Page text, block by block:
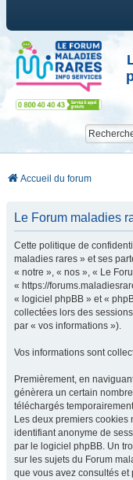
Accueil du forum
Le Forum maladies
Cette politique de
maladies rares » et ses
« notre », « nos », « Le
« https://
« logiciel phpBB » et «
collectées lors des
par « vos informations »).
Vos informations sont
Premièrement, en
génèrera un certain
téléchargés
Les deux premiers cookies
identifiant anonyme de
par le logiciel phpBB. Un
sur les sujets du Forum
que vous avez consultés et